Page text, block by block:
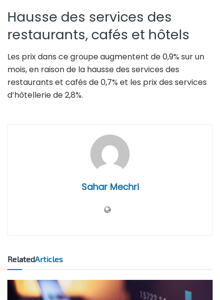
Hausse des services des
restaurants, cafés et hôtels
Les prix dans ce groupe augmentent de 0,9% sur un
mois, en raison de la hausse des services des
restaurants et cafés de 0,7% et les prix des services
d’hôtellerie de 2,8%.
Sahar Mechri
RelatedArticles